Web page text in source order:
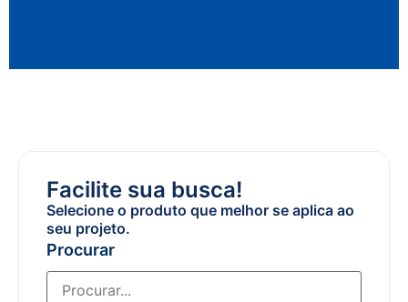
Facilite sua busca!
Selecione o produto que melhor se aplica ao
seu projeto.
Procurar